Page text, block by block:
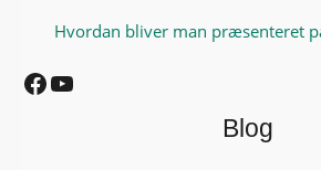
Hvordan bliver man præsenteret
Facebook
Blog